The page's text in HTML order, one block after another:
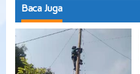
Baca Juga